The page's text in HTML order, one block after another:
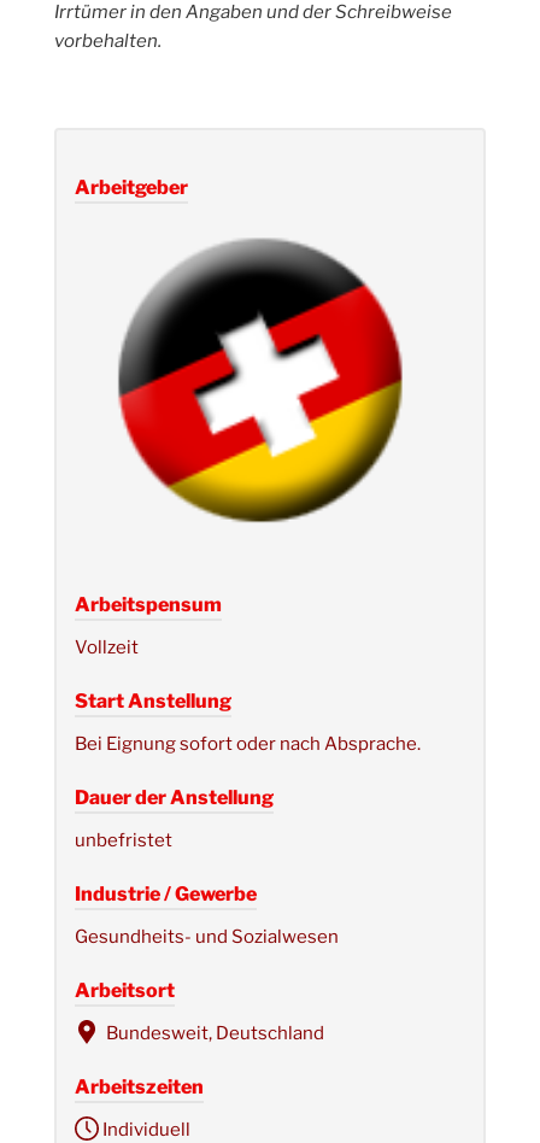
Irrtümer in den Angaben und der Schreibweise
vorbehalten.
Arbeitgeber
Arbeitspensum
Vollzeit
Start Anstellung
Bei Eignung sofort oder nach Absprache.
Dauer der Anstellung
unbefristet
Industrie / Gewerbe
Gesundheits- und Sozialwesen
Arbeitsort
Bundesweit, Deutschland
Arbeitszeiten
Individuell